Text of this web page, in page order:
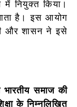
में नियुक्त किया।
है। इस आयोग
और शासन ने इसे
भारतीय समाज की
के निम्नलिखित